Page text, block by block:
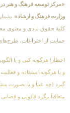
«مرکز توسعه فرهنگ و هنر
وزارت فرهنگ و ارشاد»
کلیهٔ حقوق مادی و معنوی
حمایت از اختراعات،
اخطار! هرگونه کپی و یا
و یا هرگونه استفاده و
گیرد (چه عیناً و یا بصورت
متعاقباً پیگرد قانونی و